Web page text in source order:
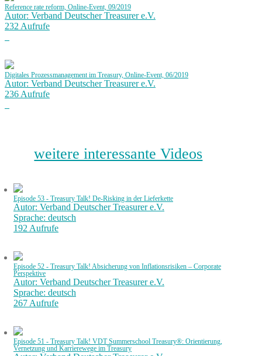
Reference rate reform, Online-Event, 09/2019
Autor: Verband Deutscher Treasurer e.V.
232 Aufrufe
Digitales Prozessmanagement im Treasury, Online-Event, 06/2019
Autor: Verband Deutscher Treasurer e.V.
236 Aufrufe
weitere interessante Videos
Episode 53 - Treasury Talk! De-Risking in der Lieferkette
Autor: Verband Deutscher Treasurer e.V.
Sprache: deutsch
192 Aufrufe
Episode 52 - Treasury Talk! Absicherung von Inflationsrisiken – Corporate
Perspektive
Autor: Verband Deutscher Treasurer e.V.
Sprache: deutsch
267 Aufrufe
Episode 51 - Treasury Talk! VDT Summerschool Treasury®: Orientierung,
Vernetzung und Karrierewege im Treasury